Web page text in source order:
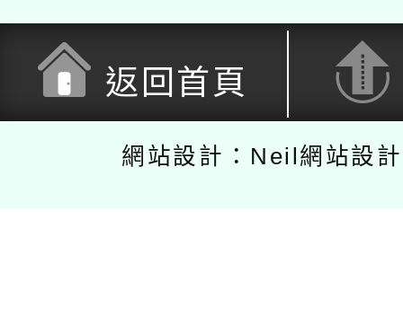
返回首頁
網站設計：Neil網站設